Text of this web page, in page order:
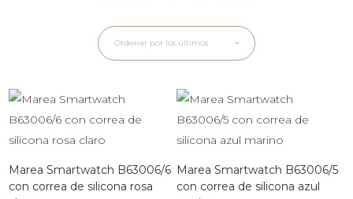
Ordenar por los últimos
Marea Smartwatch B63006/6
con correa de silicona rosa
Marea Smartwatch B63006/5
con correa de silicona azul